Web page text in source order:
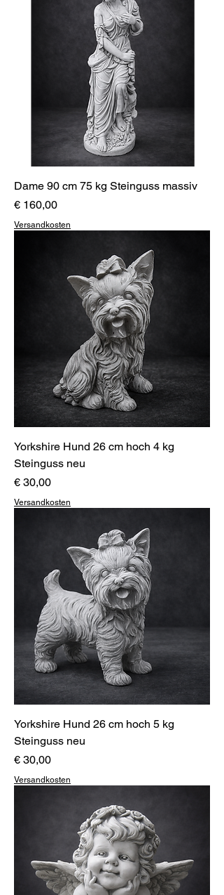
Dame 90 cm 75 kg Steinguss massiv
Preis
€ 160,00
Versandkosten
Yorkshire Hund 26 cm hoch 4 kg
Steinguss neu
Preis
€ 30,00
Versandkosten
Yorkshire Hund 26 cm hoch 5 kg
Steinguss neu
Preis
€ 30,00
Versandkosten